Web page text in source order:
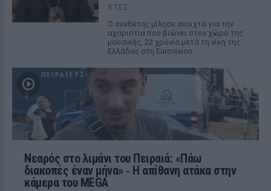
ΧΤΕΣ
Ο συνθέτης μίλησε ανοιχτά για την
αχαριστία που βιώνει στον χώρο της
μουσικής, 22 χρόνια μετά τη νίκη της
Ελλάδας στη Eurovision.
Νεαρός στο λιμάνι του Πειραιά: «Πάω
διακοπές έναν μήνα» ‑ Η απίθανη ατάκα στην
κάμερα του MEGA